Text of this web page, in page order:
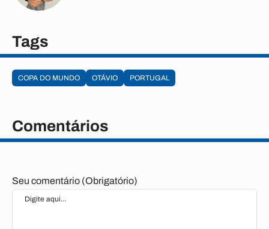
Tags
COPA DO MUNDO OTÁVIO PORTUGAL
Comentários
Seu comentário (Obrigatório)